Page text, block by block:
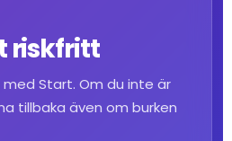
riskfritt
med Start. Om du inte är
tillbaka även om burken